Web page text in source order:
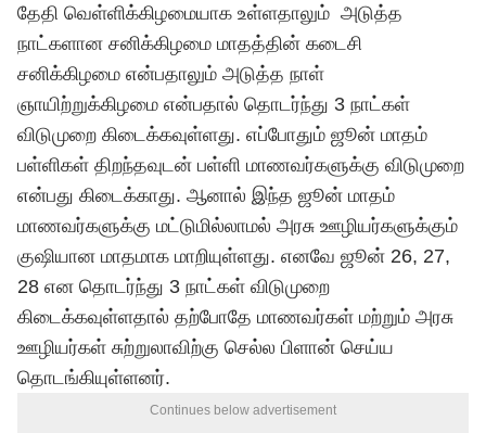
தேதி வெள்ளிக்கிழமையாக உள்ளதாலும் அடுத்த
நாட்களான சனிக்கிழமை மாதத்தின் கடைசி
சனிக்கிழமை என்பதாலும் அடுத்த நாள்
ஞாயிற்றுக்கிழமை என்பதால் தொடர்ந்து 3 நாட்கள்
விடுமுறை கிடைக்கவுள்ளது. எப்போதும் ஜூன் மாதம்
பள்ளிகள் திறந்தவுடன் பள்ளி மாணவர்களுக்கு விடுமுறை
என்பது கிடைக்காது. ஆனால் இந்த ஜூன் மாதம்
மாணவர்களுக்கு மட்டுமில்லாமல் அரசு ஊழியர்களுக்கும்
குஷியான மாதமாக மாறியுள்ளது. எனவே ஜூன் 26, 27,
28 என தொடர்ந்து 3 நாட்கள் விடுமுறை
கிடைக்கவுள்ளதால் தற்போதே மாணவர்கள் மற்றும் அரசு
ஊழியர்கள் சுற்றுலாவிற்கு செல்ல பிளான் செய்ய
தொடங்கியுள்ளனர்.
Continues below advertisement